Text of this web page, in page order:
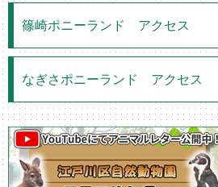
篠崎ポニーランド アクセス
なぎさポニーランド アクセス